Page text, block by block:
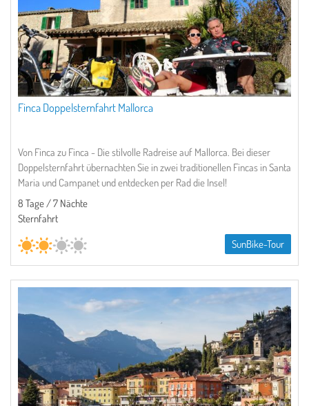
Finca Doppelsternfahrt Mallorca
Von Finca zu Finca - Die stilvolle Radreise auf Mallorca. Bei dieser
Doppelsternfahrt übernachten Sie in zwei traditionellen Fincas in Santa
Maria und Campanet und entdecken per Rad die Insel!
8 Tage / 7 Nächte
Sternfahrt
SunBike-Tour